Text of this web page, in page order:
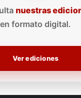
nuestras
en formato digital.
Ver ediciones